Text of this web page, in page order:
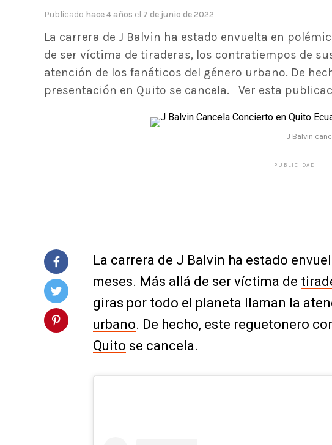
Publicado hace 4 años el 7 de junio de 2022
La carrera de J Balvin ha estado envuelta en
de ser víctima de tiraderas, los contratiempos de
atención de los fanáticos del género urbano. De
presentación en Quito se cancela. Ver esta
J Balvin
PUBLICIDAD
La carrera de J Balvin ha estado
meses. Más allá de ser víctima de
giras por todo el planeta llaman la
urbano. De hecho, este reguetonero
Quito se cancela.